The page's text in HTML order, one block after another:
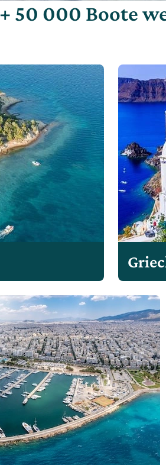
+ 50 000 Boote